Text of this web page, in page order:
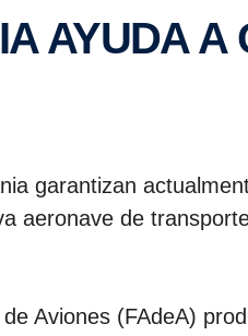
garantizan
aeronave de
Aviones (FAdeA)